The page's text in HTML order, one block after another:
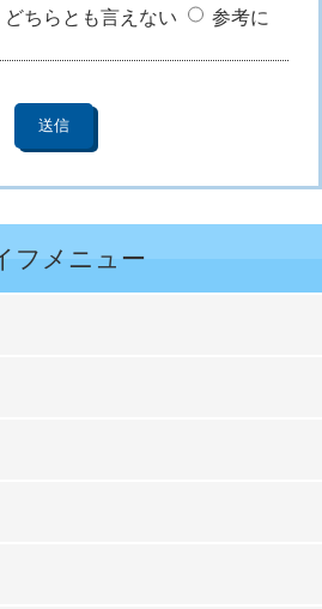
どちらとも言えない
参考に
フメニュー